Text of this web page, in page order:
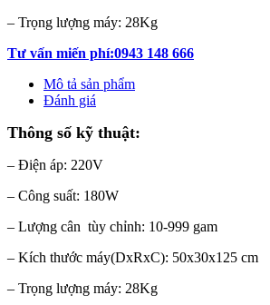
– Trọng lượng máy: 28Kg
Tư vấn miến phí:0943 148 666
Mô tả sản phẩm
Đánh giá
Thông số kỹ thuật:
– Điện áp: 220V
– Công suất: 180W
– Lượng cân tùy chỉnh: 10-999 gam
– Kích thước máy(DxRxC): 50x30x125 cm
– Trọng lượng máy: 28Kg